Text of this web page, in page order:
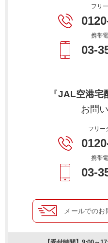
フリ
携帯
03-
『JAL空港宅
お問
フリー
携帯
03-
メールでの